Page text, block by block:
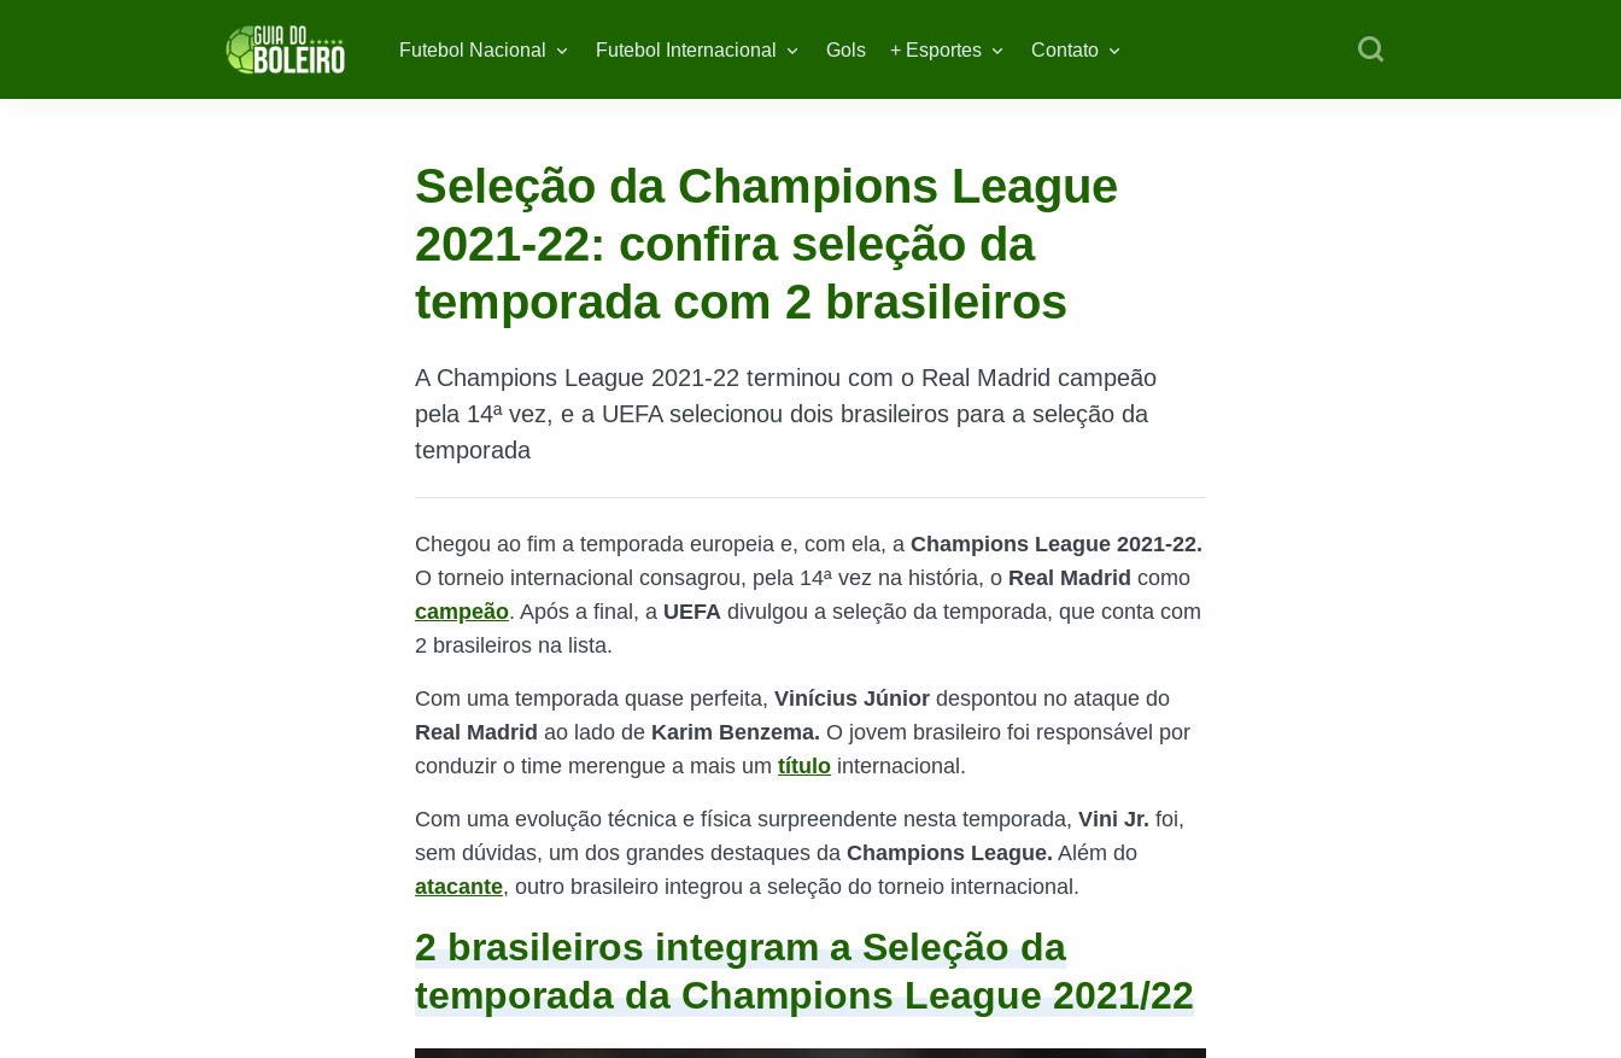
Futebol Nacional Futebol Internacional Gols + Esportes Contato
Seleção da Champions League
2021-22: confira seleção da
temporada com 2 brasileiros
A Champions League 2021-22 terminou com o Real Madrid campeão
pela 14ª vez, e a UEFA selecionou dois brasileiros para a seleção da
temporada
Chegou ao fim a temporada europeia e, com ela, a Champions League 2021-22.
O torneio internacional consagrou, pela 14ª vez na história, o Real Madrid como
campeão. Após a final, a UEFA divulgou a seleção da temporada, que conta com
2 brasileiros na lista.
Com uma temporada quase perfeita, Vinícius Júnior despontou no ataque do
Real Madrid ao lado de Karim Benzema. O jovem brasileiro foi responsável por
conduzir o time merengue a mais um título internacional.
Com uma evolução técnica e física surpreendente nesta temporada, Vini Jr. foi,
sem dúvidas, um dos grandes destaques da Champions League. Além do
atacante, outro brasileiro integrou a seleção do torneio internacional.
2 brasileiros integram a Seleção da
temporada da Champions League 2021/22